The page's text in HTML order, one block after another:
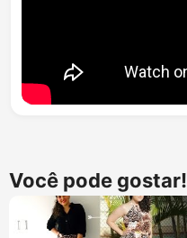
Você pode gostar!